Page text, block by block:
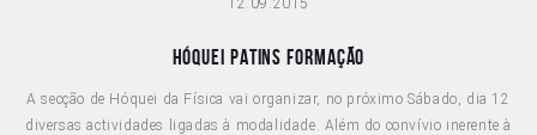
12.09.2015
Hóquei patins formação
A secção de Hóquei da Física vai organizar, no próximo Sábado, dia 12
diversas actividades ligadas à modalidade. Além do convívio inerente à